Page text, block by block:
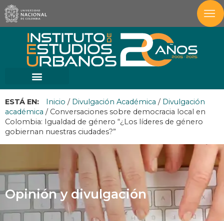
ESTÁ EN: Inicio / Divulgación Académica / Divulgación
académica / Conversaciones sobre democracia local en
Colombia: Igualdad de género “¿Los líderes de género
gobiernan nuestras ciudades?”
Opinión y divulgación